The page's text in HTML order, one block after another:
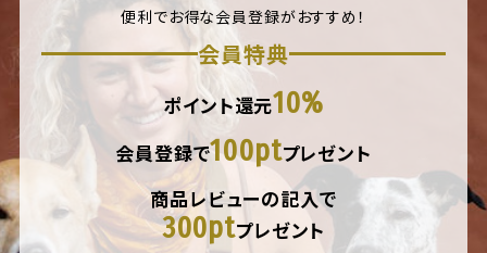
便利でお得な会員登録がおすすめ！
会員特典
ポイント還元10%
会員登録で100ptプレゼント
商品レビューの記入で
300ptプレゼント